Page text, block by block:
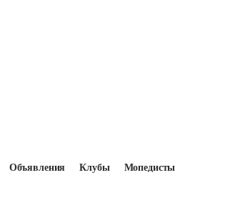
Объявления Клубы Мопедисты